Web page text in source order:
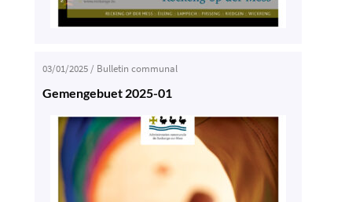
03/01/2025/ Bulletin communal
Gemengebuet 2025-01